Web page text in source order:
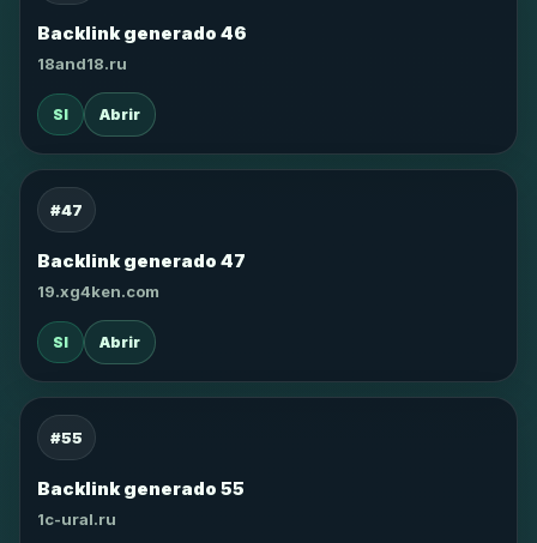
Backlink generado 46
18and18.ru
SI Abrir
#47
Backlink generado 47
19.xg4ken.com
SI Abrir
#55
Backlink generado 55
1c-ural.ru